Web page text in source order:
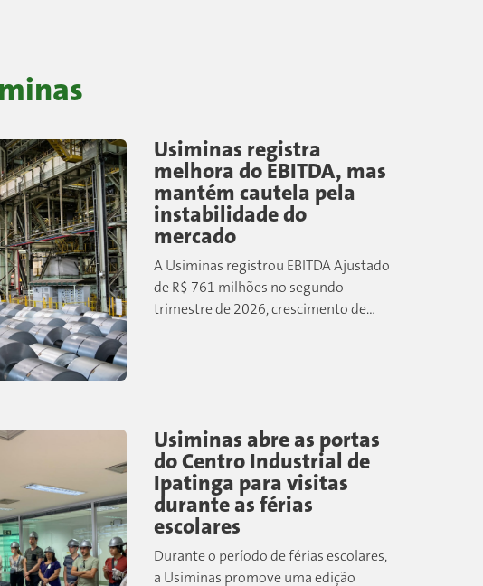
Usiminas registra
melhora do EBITDA, mas
mantém cautela pela
instabilidade do
mercado
A Usiminas registrou EBITDA Ajustado
de R$ 761 milhões no segundo
trimestre de 2026, crescimento de
Usiminas abre as portas
do Centro Industrial de
Ipatinga para visitas
durante as férias
escolares
Durante o período de férias escolares,
a Usiminas promove uma edição